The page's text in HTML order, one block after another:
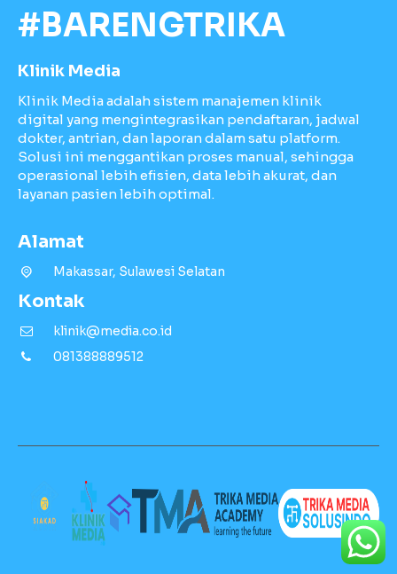
#BARENGTRIKA
Klinik Media
Klinik Media adalah sistem manajemen klinik
digital yang mengintegrasikan pendaftaran, jadwal
dokter, antrian, dan laporan dalam satu platform.
Solusi ini menggantikan proses manual, sehingga
operasional lebih efisien, data lebih akurat, dan
layanan pasien lebih optimal.
Alamat
Makassar, Sulawesi Selatan
Kontak
klinik@media.co.id
081388889512